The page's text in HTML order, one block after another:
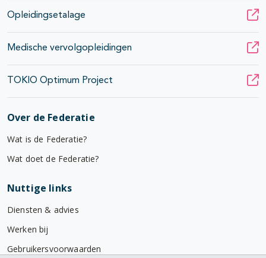
Opleidingsetalage
Medische vervolgopleidingen
TOKIO Optimum Project
Over de Federatie
Wat is de Federatie?
Wat doet de Federatie?
Nuttige links
Diensten & advies
Werken bij
Gebruikersvoorwaarden